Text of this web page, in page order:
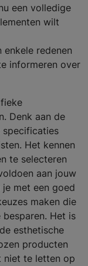
een volledige
wilt
redenen
informeren over
Denk aan de
specificaties
Het kennen
te selecteren
aan jouw
met een goed
maken die
Het is
esthetische
producten
niet te letten op